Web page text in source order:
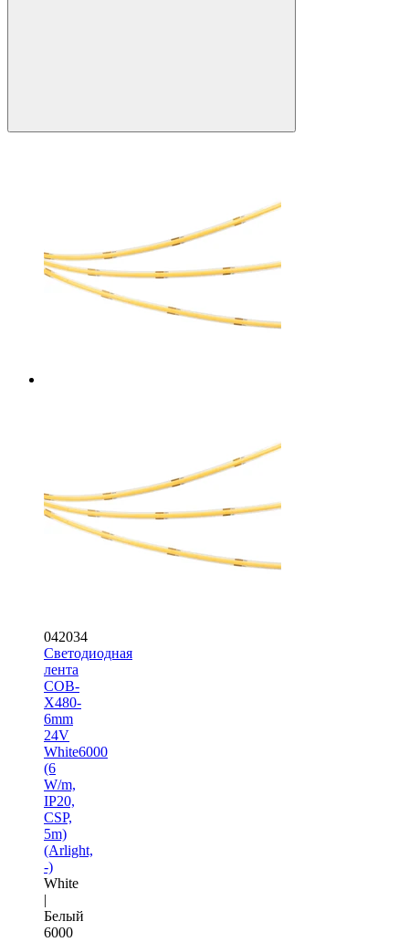
042034
Светодиодная
лента
COB-
X480-
6mm
24V
White6000
(6
W/m,
IP20,
CSP,
5m)
(Arlight,
-)
White
|
Белый
6000